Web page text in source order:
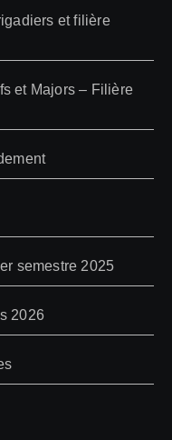
et filière
et Majors – Filière
semestre 2025
2026